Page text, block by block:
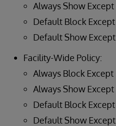
Always Show Except
Default Block Except
Default Show Except
Facility-Wide Policy:
Always Block Except
Always Show Except
Default Block Except
Default Show Except